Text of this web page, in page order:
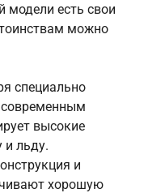
модели есть свои
можно
специально
современным
высокие
и льду.
и
хорошую